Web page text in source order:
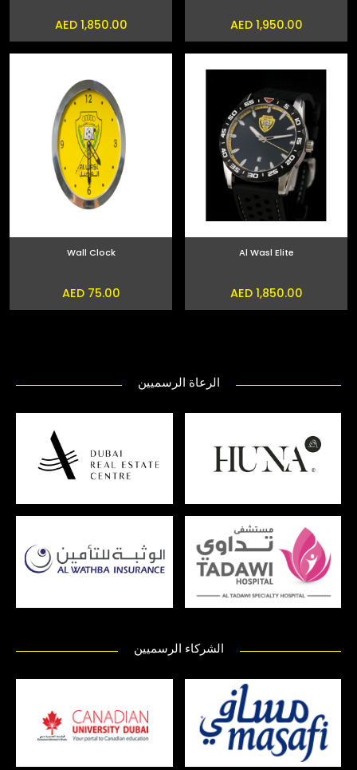
AED 1,950.00
AED 1,850.00
Al Wasl Elite
AED 1,850.00
Wall Clock
AED 75.00
الرعاة الرسميين
الشركاء الرسميين